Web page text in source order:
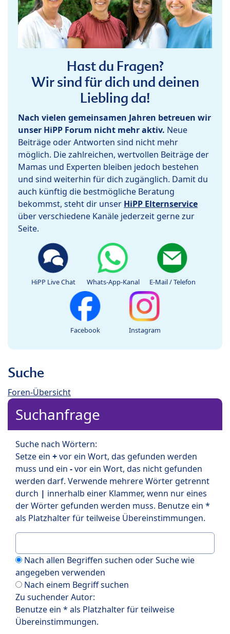
Hast du Fragen?
Wir sind für dich und deinen
Liebling da!
Nach vielen gemeinsamen Jahren betreuen wir
unser HiPP Forum nicht mehr aktiv. Neue
Beiträge oder Antworten sind nicht mehr
möglich. Die zahlreichen, wertvollen Beiträge der
Mamas und Experten bleiben jedoch bestehen
und sind weiterhin für dich zugänglich. Damit du
auch künftig die bestmögliche Beratung
bekommst, steht dir unser HiPP Elternservice
über verschiedene Kanäle jederzeit gerne zur
Seite.
HiPP Live Chat Whats-App-Kanal E-Mail / Telefon
Facebook Instagram
Suche
Foren-Übersicht
Suchanfrage
Suche nach Wörtern:
Setze ein +vor ein Wort, das gefunden werden
muss und ein -vor ein Wort, das nicht gefunden
werden darf. Verwende mehrere Wörter getrennt
durch | innerhalb einer Klammer, wenn nur eines
der Wörter gefunden werden muss. Benutze ein *
als Platzhalter für teilweise Übereinstimmungen.
Nach allen Begriffen suchen oder Suche wie
angegeben verwenden
Nach einem Begriff suchen
Zu suchender Autor:
Benutze ein * als Platzhalter für teilweise
Übereinstimmungen.